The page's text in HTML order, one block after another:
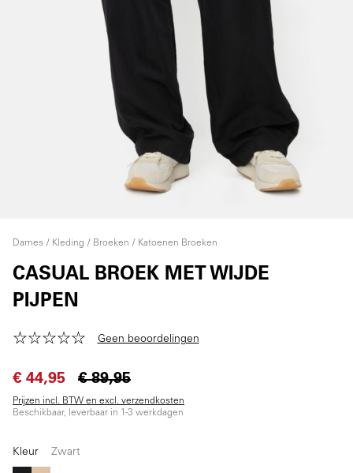
Dames Kleding Broeken Katoenen Broeken
CASUAL BROEK MET WIJDE
PIJPEN
Geen beoordelingen
€ 44,95 € 89,95
Prijzen incl. BTW en excl. verzendkosten
Beschikbaar, leverbaar in 1-3 werkdagen
Kleur Zwart